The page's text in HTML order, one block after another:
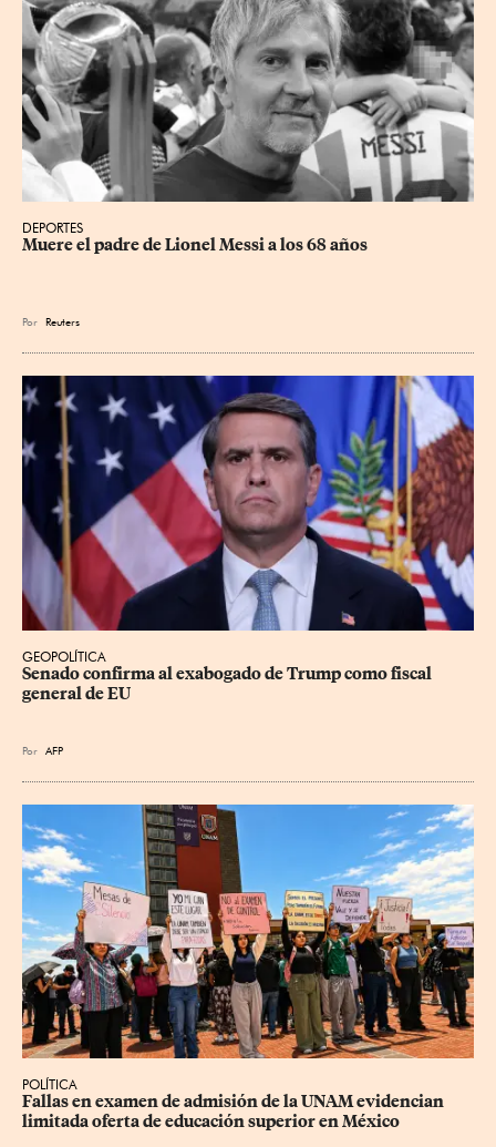
DEPORTES
Muere el padre de Lionel Messi a los 68 años
Por Reuters
GEOPOLÍTICA
Senado confirma al exabogado de Trump como fiscal
general de EU
Por AFP
POLÍTICA
Fallas en examen de admisión de la UNAM evidencian
limitada oferta de educación superior en México